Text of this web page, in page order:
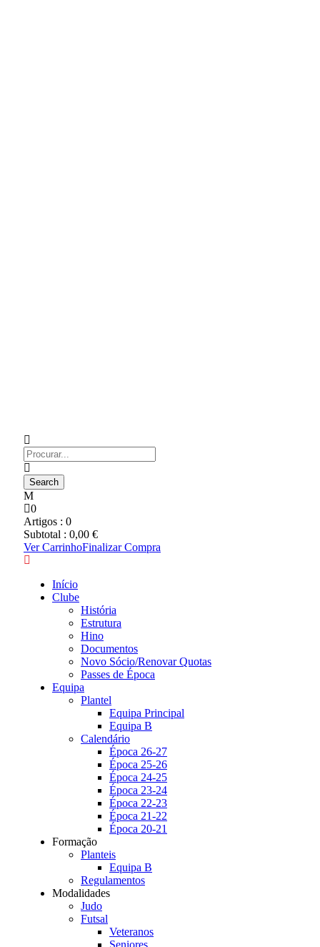
0
Artigos : 0
Subtotal : 0,00 €
Ver CarrinhoFinalizar Compra
Início
Clube
História
Estrutura
Hino
Documentos
Novo Sócio/Renovar Quotas
Passes de Época
Equipa
Plantel
Equipa Principal
Equipa B
Calendário
Época 26-27
Época 25-26
Época 24-25
Época 23-24
Época 22-23
Época 21-22
Época 20-21
Formação
Planteis
Equipa B
Regulamentos
Modalidades
Judo
Futsal
Veteranos
Seniores